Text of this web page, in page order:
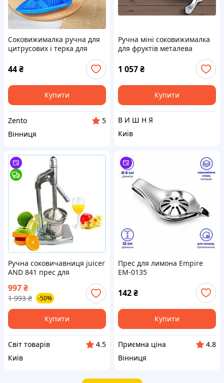
Соковижималка ручна для
цитрусових і терка для
44₴
Купити
Zento
5
Вінниця
Ручна міні соковижималка
для фруктів металева
1 057₴
Купити
В И Ш Н Я
Київ
Ручна соковичавниця juicer
AND 841 прес для
цитрусових із важільним
механізмом для
домашнього використання
997₴
1 993 ₴ -50%
Купити
Cвіт товарів
4.5
Київ
Прес для лимона Empire
EM-0135
142₴
Купити
Приємна ціна
4.8
Вінниця